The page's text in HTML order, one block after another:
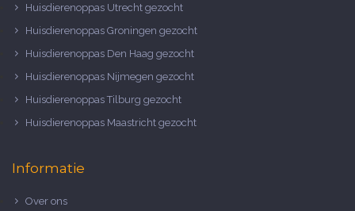
Huisdierenoppas Utrecht gezocht
Huisdierenoppas Groningen gezocht
Huisdierenoppas Den Haag gezocht
Huisdierenoppas Nijmegen gezocht
Huisdierenoppas Tilburg gezocht
Huisdierenoppas Maastricht gezocht
Informatie
Over ons